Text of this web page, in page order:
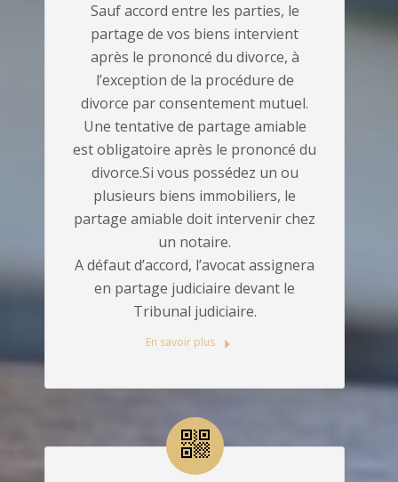
Sauf accord entre les parties, le
partage de vos biens intervient
après le prononcé du divorce, à
l’exception de la procédure de
divorce par consentement mutuel.
Une tentative de partage amiable
est obligatoire après le prononcé du
divorce.Si vous possédez un ou
plusieurs biens immobiliers, le
partage amiable doit intervenir chez
un notaire.
A défaut d’accord, l’avocat assignera
en partage judiciaire devant le
Tribunal judiciaire.
En savoir plus